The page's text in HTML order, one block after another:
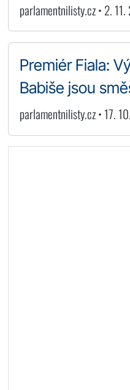
parlamentnilisty.cz • 2.
Premiér Fiala:
Babiše jsou
parlamentnilisty.cz • 17.